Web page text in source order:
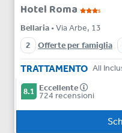
Hotel Roma s
Bellaria • Via Arbe, 13
2
Offerte per famiglia
TRATTAMENTO All
8.1 Eccellente
724 recensioni